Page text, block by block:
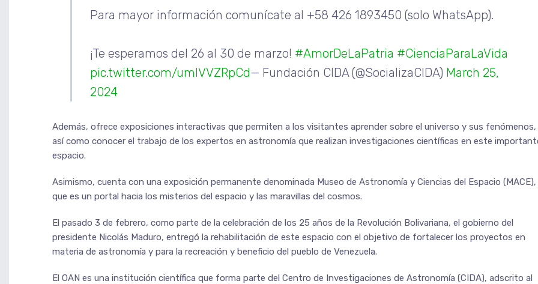
Para mayor información comunícate al +58 426 1893450 (solo WhatsApp).
¡Te esperamos del 26 al 30 de marzo! #AmorDeLaPatria #CienciaParaLaVida
pic.twitter.com/umlVVZRpCd— Fundación CIDA (@SocializaCIDA) March 25,
2024
Además, ofrece exposiciones interactivas que permiten a los visitantes aprender sobre el universo y sus fenómenos,
así como conocer el trabajo de los expertos en astronomía que realizan investigaciones científicas en este
espacio.
Asimismo, cuenta con una exposición permanente denominada Museo de Astronomía y Ciencias del Espacio (MACE),
que es un portal hacia los misterios del espacio y las maravillas del cosmos.
El pasado 3 de febrero, como parte de la celebración de los 25 años de la Revolución Bolivariana, el gobierno del
presidente Nicolás Maduro, entregó la rehabilitación de este espacio con el objetivo de fortalecer los proyectos en
materia de astronomía y para la recreación y beneficio del pueblo de Venezuela.
El OAN es una institución científica que forma parte del Centro de Investigaciones de Astronomía (CIDA), adscrito al